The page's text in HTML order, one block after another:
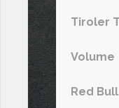
Tiroler
Volume
Red Bull